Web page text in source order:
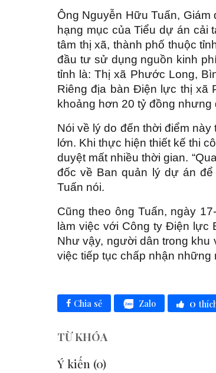
Ông Nguyễn Hữu Tuấn,
hạng mục của Tiểu dự án cải
tâm thị xã, thành phố thuộc
đầu tư sử dụng nguồn kinh
tỉnh là: Thị xã Phước Long,
Riêng địa bàn Điện lực thị xã
khoảng hơn 20 tỷ đồng
Nói về lý do đến thời điểm
lớn. Khi thực hiện thiết kế thi
duyệt mất nhiều thời gian.
đốc về Ban quản lý dự án
Tuấn nói.
Cũng theo ông Tuấn, ngày
làm việc với Công ty Điện lực
Như vậy, người dân trong
việc tiếp tục chấp nhận
Chia sẻ Zalo 0
TỪ KHÓA
Ý kiến (0)